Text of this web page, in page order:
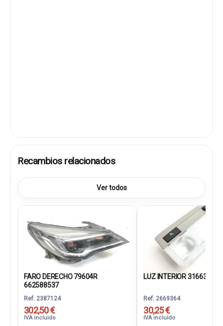
Recambios relacionados
Ver todos
FARO DERECHO 79604R
662588537
Ref. 2387124
302,50 €
IVA incluido
LUZ INTERIOR 316637975
Ref. 2669364
30,25 €
IVA incluido